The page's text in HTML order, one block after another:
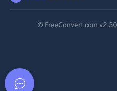
© FreeConvert.com v2.30